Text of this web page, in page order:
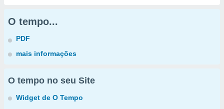
O tempo...
PDF
mais informações
O tempo no seu Site
Widget de O Tempo